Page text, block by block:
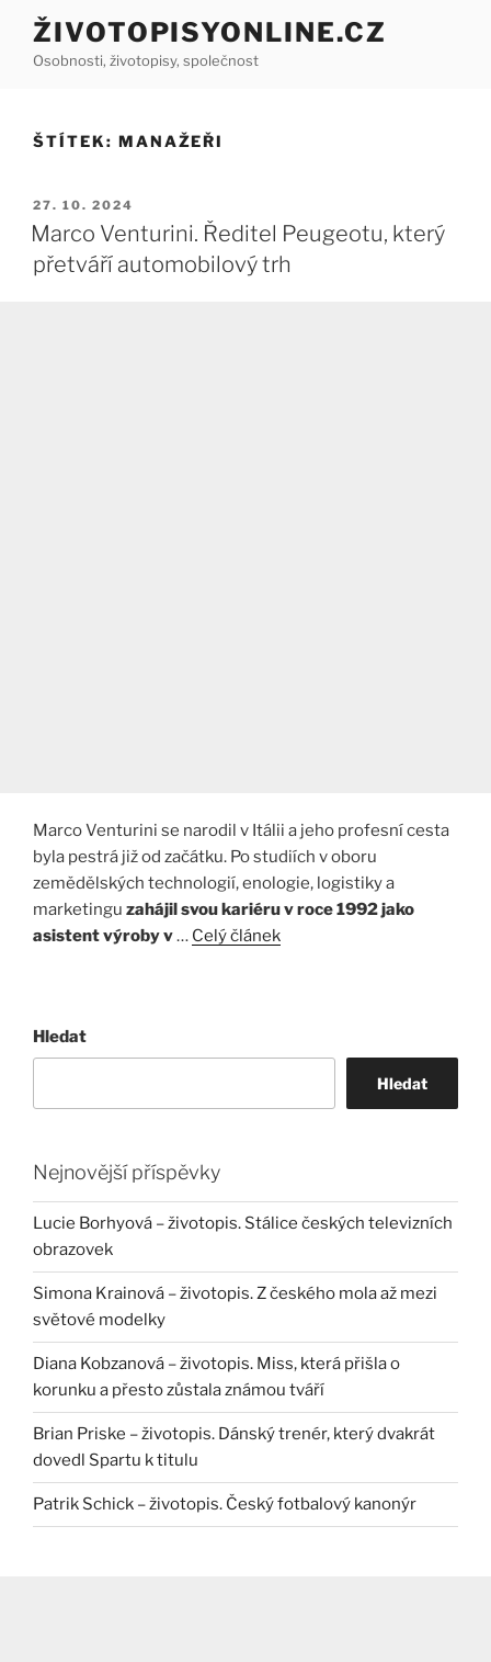
Přejít
obsahu
ŽIVOTOPISYONLINE.CZ
Osobnosti, životopisy, společnost
ŠTÍTEK: MANAŽEŘI
PUBLIKOVÁNO
27. 10. 2024
Marco Venturini. Ředitel Peugeotu, který
přetváří automobilový trh
Marco Venturini se narodil v Itálii a jeho profesní cesta
byla pestrá již od začátku. Po studiích v oboru
zemědělských technologií, enologie, logistiky a
marketingu zahájil svou kariéru v roce 1992 jako
asistent výroby v… Celý článek
Hledat
Hledat
Nejnovější příspěvky
Lucie Borhyová – životopis. Stálice českých televizních
obrazovek
Simona Krainová – životopis. Z českého mola až mezi
světové modelky
Diana Kobzanová – životopis. Miss, která přišla o
korunku a přesto zůstala známou tváří
Brian Priske – životopis. Dánský trenér, který dvakrát
dovedl Spartu k titulu
Patrik Schick – životopis. Český fotbalový kanonýr